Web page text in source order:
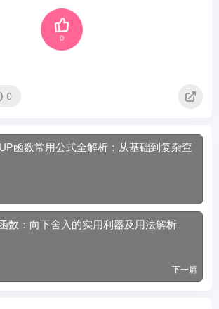
0
0
函数常用公式全解析：从基础到复杂查
数：向下舍入的实用利器及用法解析
下一篇